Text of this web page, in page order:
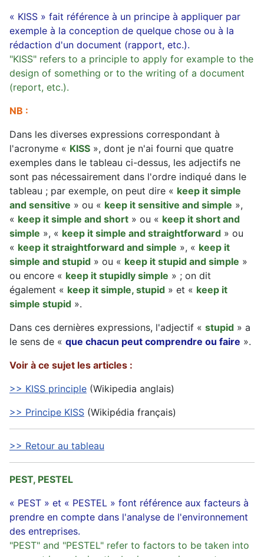
« KISS » fait référence à un principe à appliquer par
exemple à la conception de quelque chose ou à la
rédaction d'un document (rapport, etc.).
"KISS" refers to a principle to apply for example to the
design of something or to the writing of a document
(report, etc.).
NB :
Dans les diverses expressions correspondant à
l'acronyme « KISS », dont je n'ai fourni que quatre
exemples dans le tableau ci-dessus, les adjectifs ne
sont pas nécessairement dans l'ordre indiqué dans le
tableau ; par exemple, on peut dire « keep it simple
and sensitive » ou « keep it sensitive and simple »,
« keep it simple and short » ou « keep it short and
simple », « keep it simple and straightforward » ou
« keep it straightforward and simple », « keep it
simple and stupid » ou « keep it stupid and simple »
ou encore « keep it stupidly simple » ; on dit
également « keep it simple, stupid » et « keep it
simple stupid ».
Dans ces dernières expressions, l'adjectif « stupid » a
le sens de « que chacun peut comprendre ou faire ».
Voir à ce sujet les articles :
>> KISS principle (Wikipedia anglais)
>> Principe KISS (Wikipédia français)
>> Retour au tableau
PEST, PESTEL
« PEST » et « PESTEL » font référence aux facteurs à
prendre en compte dans l'analyse de l'environnement
des entreprises.
"PEST" and "PESTEL" refer to factors to be taken into